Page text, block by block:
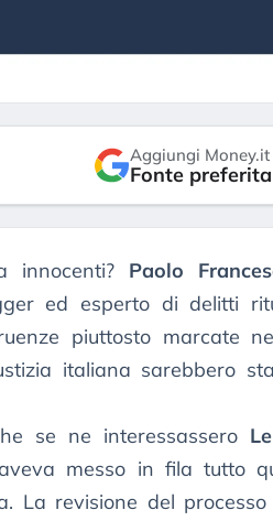
Aggiungi Money.it
Fonte
innocenti? Paolo
ed esperto di delitti
piuttosto marcate
italiana sarebbero
se ne interessassero
messo in fila tutto
La revisione del
2026